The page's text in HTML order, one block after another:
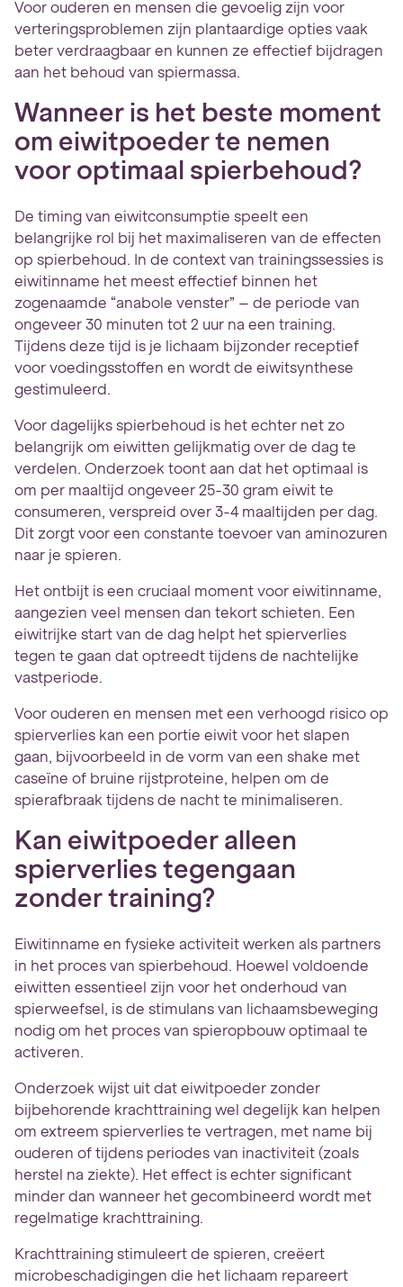
Voor ouderen en mensen die gevoelig zijn voor
verteringsproblemen zijn plantaardige opties vaak
beter verdraagbaar en kunnen ze effectief bijdragen
aan het behoud van spiermassa.
Wanneer is het beste moment
om eiwitpoeder te nemen
voor optimaal spierbehoud?
De timing van eiwitconsumptie speelt een
belangrijke rol bij het maximaliseren van de effecten
op spierbehoud. In de context van trainingssessies is
eiwitinname het meest effectief binnen het
zogenaamde “anabole venster” – de periode van
ongeveer 30 minuten tot 2 uur na een training.
Tijdens deze tijd is je lichaam bijzonder receptief
voor voedingsstoffen en wordt de eiwitsynthese
gestimuleerd.
Voor dagelijks spierbehoud is het echter net zo
belangrijk om eiwitten gelijkmatig over de dag te
verdelen. Onderzoek toont aan dat het optimaal is
om per maaltijd ongeveer 25-30 gram eiwit te
consumeren, verspreid over 3-4 maaltijden per dag.
Dit zorgt voor een constante toevoer van aminozuren
naar je spieren.
Het ontbijt is een cruciaal moment voor eiwitinname,
aangezien veel mensen dan tekort schieten. Een
eiwitrijke start van de dag helpt het spierverlies
tegen te gaan dat optreedt tijdens de nachtelijke
vastperiode.
Voor ouderen en mensen met een verhoogd risico op
spierverlies kan een portie eiwit voor het slapen
gaan, bijvoorbeeld in de vorm van een shake met
caseïne of bruine rijstproteine, helpen om de
spierafbraak tijdens de nacht te minimaliseren.
Kan eiwitpoeder alleen
spierverlies tegengaan
zonder training?
Eiwitinname en fysieke activiteit werken als partners
in het proces van spierbehoud. Hoewel voldoende
eiwitten essentieel zijn voor het onderhoud van
spierweefsel, is de stimulans van lichaamsbeweging
nodig om het proces van spieropbouw optimaal te
activeren.
Onderzoek wijst uit dat eiwitpoeder zonder
bijbehorende krachttraining wel degelijk kan helpen
om extreem spierverlies te vertragen, met name bij
ouderen of tijdens periodes van inactiviteit (zoals
herstel na ziekte). Het effect is echter significant
minder dan wanneer het gecombineerd wordt met
regelmatige krachttraining.
Krachttraining stimuleert de spieren, creëert
microbeschadigingen die het lichaam repareert